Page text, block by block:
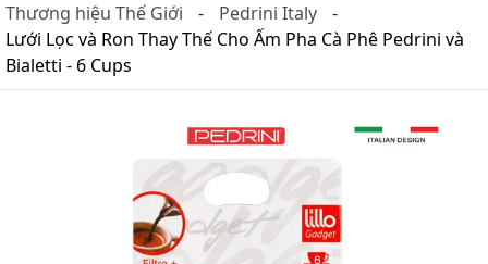
Thương hiệu Thế Giới
Pedrini Italy
Lưới Lọc và Ron Thay Thế Cho Ấm Pha Cà Phê Pedrini và
Bialetti - 6 Cups